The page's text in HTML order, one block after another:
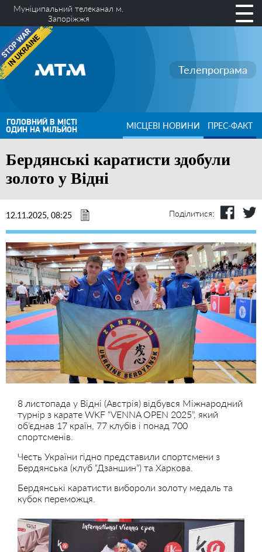
Муніципальний телеканал м.
Запоріжжя
Телепрограма
ГОЛОВНИЙ В МІСТІ
ОДИН НА МІЛЬЙОН МІСЦЕВІ НОВИНИ ПРЕС-ФАКТ
Бердянські каратисти здобули
золото у Відні
12.11.2025, 08:25 Поділитися:
8 листопада у Відні (Австрія) відбувся Міжнародний
турнір з карате WKF “VENNA OPEN 2025”, який
об’єднав 17 країн, 77 клубів і понад 700
спортсменів.
Честь України гідно представили спортсмени з
Бердянська (клуб “Дзаншин”) та Харкова.
Бердянські каратисти вибороли золоту медаль та
кубок переможця.